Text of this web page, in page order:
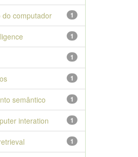
1
do computador
1
1
1
1
semântico
1
interation
1